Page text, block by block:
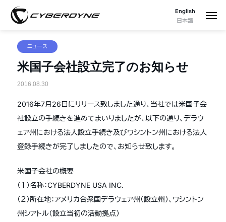
English
日本語
ニュース
米国子会社設立完了のお知らせ
2016.08.30
2016年7月26日にリリース致しました通り、当社では米国子会
社設立の手続きを進めてまいりましたが、以下の通り、デラウ
ェア州における法人設立手続き及びワシントン州における法人
登録手続きが完了しましたので、お知らせ致します。
米国子会社の概要
（１）名称：CYBERDYNE USA INC.
（２）所在地：アメリカ合衆国デラウェア州（設立州）、ワシントン
州シアトル（設立当初の活動拠点）